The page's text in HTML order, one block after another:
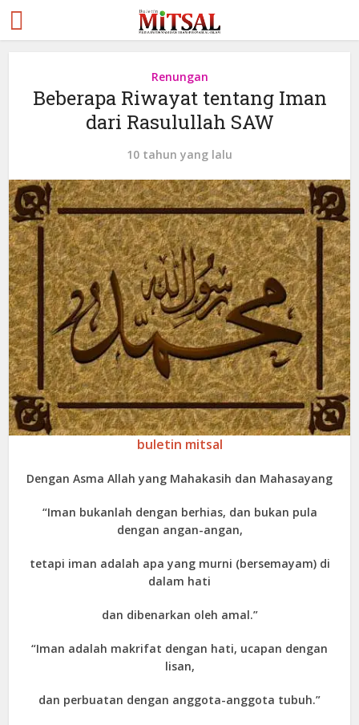
Renungan
Beberapa Riwayat tentang Iman
dari Rasulullah SAW
10 tahun yang lalu
buletin mitsal
Dengan Asma Allah yang Mahakasih dan Mahasayang
“Iman bukanlah dengan berhias, dan bukan pula
dengan angan-angan,
tetapi iman adalah apa yang murni (bersemayam) di
dalam hati
dan dibenarkan oleh amal.”
“Iman adalah makrifat dengan hati, ucapan dengan
lisan,
dan perbuatan dengan anggota-anggota tubuh.”